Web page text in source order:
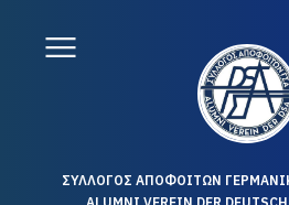
ΣΥΛΛΟΓΟΣ ΑΠΟΦΟΙΤΩΝ